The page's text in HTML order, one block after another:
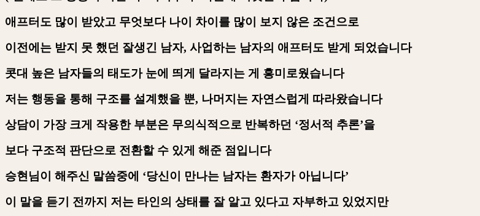
애프터도 많이 받았고 무엇보다 나이 차이를 많이 보지 않은 조건으로
이전에는 받지 못 했던 잘생긴 남자, 사업하는 남자의 애프터도 받게 되었습니다
콧대 높은 남자들의 태도가 눈에 띄게 달라지는 게 흥미로웠습니다
저는 행동을 통해 구조를 설계했을 뿐, 나머지는 자연스럽게 따라왔습니다
상담이 가장 크게 작용한 부분은 무의식적으로 반복하던 ‘정서적 추론’을
보다 구조적 판단으로 전환할 수 있게 해준 점입니다
승현님이 해주신 말씀중에 ‘당신이 만나는 남자는 환자가 아닙니다’
이 말을 듣기 전까지 저는 타인의 상태를 잘 알고 있다고 자부하고 있었지만